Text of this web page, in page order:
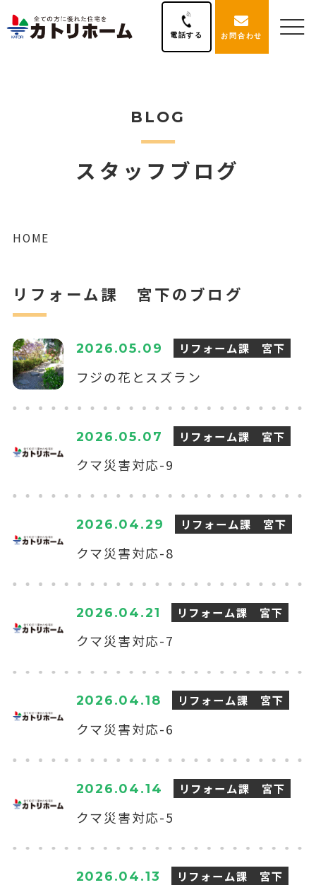
電話する お問合わせ
BLOG
スタッフブログ
HOME
リフォーム課 宮下のブログ
2026.05.09 リフォーム課 宮下
フジの花とスズラン
2026.05.07 リフォーム課 宮下
クマ災害対応-9
2026.04.29 リフォーム課 宮下
クマ災害対応-8
2026.04.21 リフォーム課 宮下
クマ災害対応-7
2026.04.18 リフォーム課 宮下
クマ災害対応-6
2026.04.14 リフォーム課 宮下
クマ災害対応-5
2026.04.13 リフォーム課 宮下